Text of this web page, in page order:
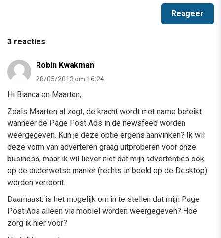
3 reacties
Robin Kwakman
28/05/2013 om 16:24
Hi Bianca en Maarten,
Zoals Maarten al zegt, de kracht wordt met name bereikt
wanneer de Page Post Ads in de newsfeed worden
weergegeven. Kun je deze optie ergens aanvinken? Ik wil
deze vorm van adverteren graag uitproberen voor onze
business, maar ik wil liever niet dat mijn advertenties ook
op de ouderwetse manier (rechts in beeld op de Desktop)
worden vertoont.
Daarnaast: is het mogelijk om in te stellen dat mijn Page
Post Ads alleen via mobiel worden weergegeven? Hoe
zorg ik hier voor?